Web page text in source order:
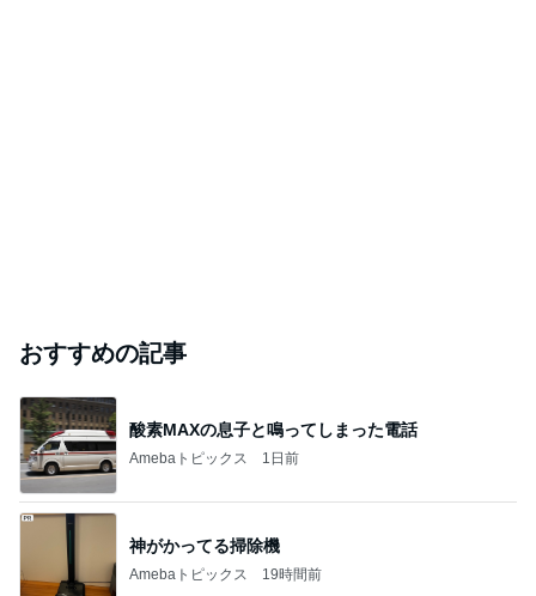
おすすめの記事
酸素MAXの息子と鳴ってしまった電話
Amebaトピックス 1日前
神がかってる掃除機
Amebaトピックス 19時間前